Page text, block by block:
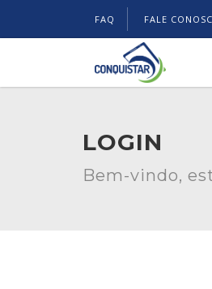
FAQ FALE
LOGIN
Bem-vindo,